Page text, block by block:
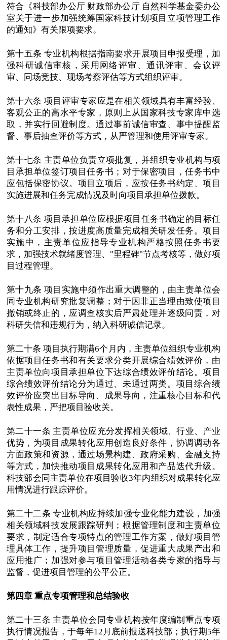
符合《科技部办公厅 财政部办公厅 自然科学基金委办公
室关于进一步加强统筹国家科技计划项目立项管理工作
的通知》有关限项要求。
第十五条 专业机构根据指南要求开展项目申报受理，加
强科研诚信审核，采用网络评审、通讯评审、会议评
审、同场竞技、现场考察评估等方式组织评审。
第十六条 项目评审专家应是在相关领域具有丰富经验、
客观公正的高水平专家，原则上从国家科技专家库中选
取，并实行回避制度。通过事前诚信审查、事中提醒监
督、事后抽查评价等方式，从严管理和使用评审专家。
第十七条 主责单位负责立项批复，并组织专业机构与项
目承担单位签订项目任务书；对于保密项目，任务书中
应包括保密协议。项目立项后，应按任务书约定、项目
实施进展和任务完成情况及时向项目承担单位拨款。
第十八条 项目承担单位应根据项目任务书确定的目标任
务和分工安排，按进度高质量完成相关研发任务。项目
实施中，主责单位应指导专业机构严格按照任务书要
求，加强技术就绪度管理、"里程碑"节点考核等，做好项
目过程管理。
第十九条 项目实施中须作出重大调整的，由主责单位会
同专业机构研究批复调整；对于因非正当理由致使项目
撤销或终止的，应调查核实后严肃处理并逐级问责，对
科研失信和违规行为，纳入科研诚信记录。
第二十条 项目执行期满6个月内，主责单位组织专业机构
依据项目任务书和有关要求分类开展综合绩效评价，由
主责单位向项目承担单位下达综合绩效评价结论。项目
综合绩效评价结论分为通过、未通过两类。项目综合绩
效评价应突出目标导向、成果导向，注重核心目标和代
表性成果，严把项目验收关。
第二十一条 主责单位应充分发挥相关领域、行业、产业
优势，为项目成果转化应用创造良好条件，协调调动各
方面政策和资源，通过场景构建、政府采购、金融支持
等方式，加快推动项目成果转化应用和产品迭代升级。
科技部会同主责单位在项目验收3年内组织对成果转化应
用情况进行跟踪评价。
第二十二条 专业机构应持续加强专业化能力建设，加强
相关领域科技发展跟踪研判；根据管理制度和主责单位
要求，制定适合专项特点的管理工作方案，做好项目管
理具体工作，提升项目管理质量，促进重大成果产出和
应用推广；加强对参与项目管理活动各类专家的指导与
监督，促进项目管理的公平公正。
第四章 重点专项管理和总结验收
第二十三条 主责单位会同专业机构按年度编制重点专项
执行情况报告，于每年12月底前报送科技部；执行期5年